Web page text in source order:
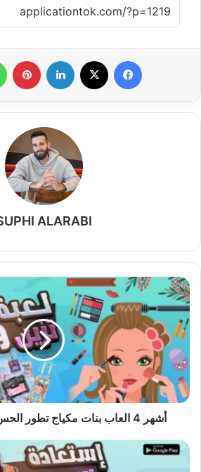
فيسبوك لينكدإن
ALARABI
أشهر
4
العاب
بنات
مكياج
تطور
الحس
الجمالي
والإبداع
أشهر 4 العاب بنات مكياج تطور الحس الجمالي والإبداع
سلة